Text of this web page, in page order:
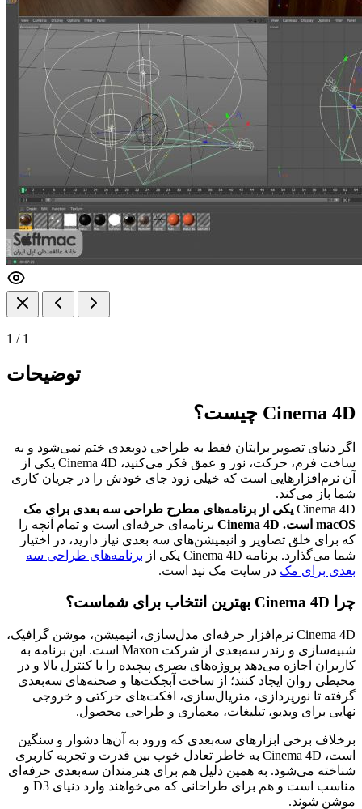
1 / 1
توضیحات
Cinema 4D چیست؟
اگر دنیای تصویر برایتان فقط به طراحی دوبعدی ختم نمی‌شود و به
ساخت فرم، حرکت، نور و عمق فکر می‌کنید، Cinema 4D یکی از
آن نرم‌افزارهایی است که خیلی زود جای خودش را در جریان کاری
شما باز می‌کند.
Cinema 4D یکی از برنامه‌های مطرح طراحی سه بعدی برای مک
macOS است. Cinema 4D
برنامه‌ای حرفه‌ای است و تمام آنچه را
که برای خلق تصاویر و انیمیشن‌های سه بعدی نیاز دارید، در اختیار
شما می‌گذارد. برنامه Cinema 4D یکی از
برنامه‌های طراحی سه
بعدی برای مک در سایت مک نید است.
چرا Cinema 4D بهترین انتخاب برای شماست؟
Cinema 4D نرم‌افزار حرفه‌ای مدل‌سازی، انیمیشن، موشن گرافیک،
شبیه‌سازی و رندر سه‌بعدی از شرکت Maxon است. این برنامه به
کاربران اجازه می‌دهد پروژه‌های بصری پیچیده را با کنترل بالا و در
محیطی روان ایجاد کنند؛ از ساخت آبجکت‌ها و صحنه‌های سه‌بعدی
گرفته تا نورپردازی، متریال‌سازی، افکت‌های حرکتی و خروجی
نهایی برای ویدیو، تبلیغات، معماری و طراحی محصول.
برخلاف برخی ابزارهای سه‌بعدی که ورود به آن‌ها دشوار و سنگین
است، Cinema 4D به خاطر تعادل خوب بین قدرت و تجربه کاربری
شناخته می‌شود. به همین دلیل هم برای هنرمندان سه‌بعدی حرفه‌ای
مناسب است و هم برای طراحانی که می‌خواهند وارد دنیای 3
D و
موشن شوند.